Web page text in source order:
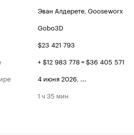
Эван Алдерете, Gooseworx
Gobo3D
$23 421 793
+ $12 983 778 = $36 405 571
4 июня 2026, ...
1 ч 35 мин